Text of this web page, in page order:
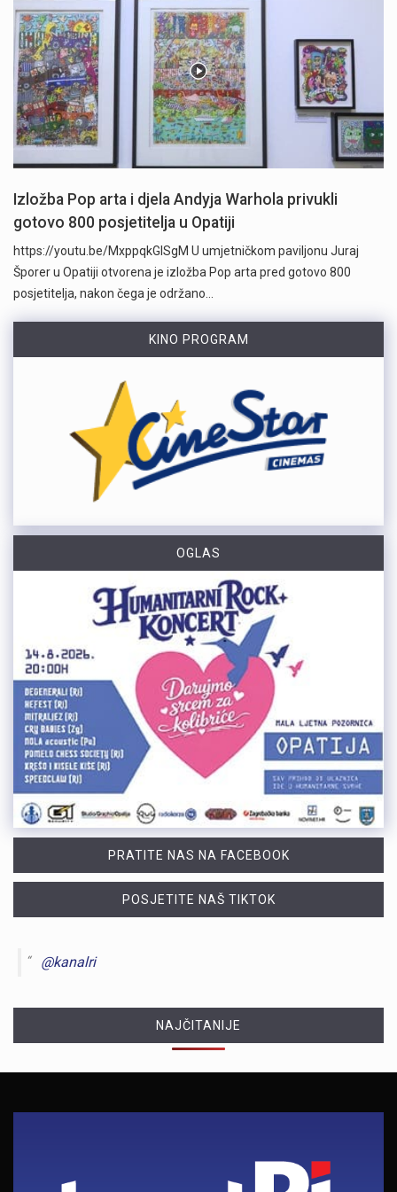
Izložba Pop arta i djela Andyja Warhola privukli
gotovo 800 posjetitelja u Opatiji
https://youtu.be/MxppqkGISgM U umjetničkom paviljonu Juraj
Šporer u Opatiji otvorena je izložba Pop arta pred gotovo 800
posjetitelja, nakon čega je održano…
KINO PROGRAM
OGLAS
PRATITE NAS NA FACEBOOK
POSJETITE NAŠ TIKTOK
@kanalri
NAJČITANIJE